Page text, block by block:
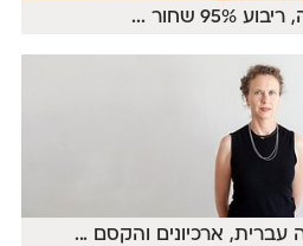
שחור ...
עברית, ארכיונים והקסם ...